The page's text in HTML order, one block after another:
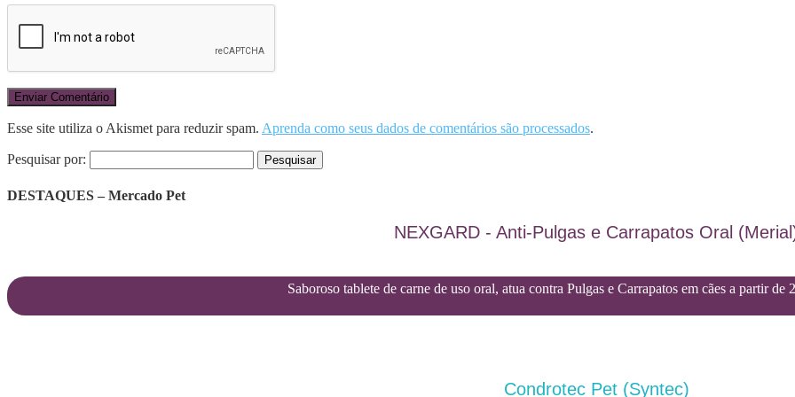
Esse site utiliza o Akismet para reduzir spam. Aprenda como seus dados de comentários são processados.
Pesquisar por:
DESTAQUES – Mercado Pet
NEXGARD - Anti-Pulgas e Carrapatos Oral
Saboroso tablete de carne de uso oral, atua contra Pulgas e Carrapatos em cães a partir de
Condrotec Pet (Syntec)